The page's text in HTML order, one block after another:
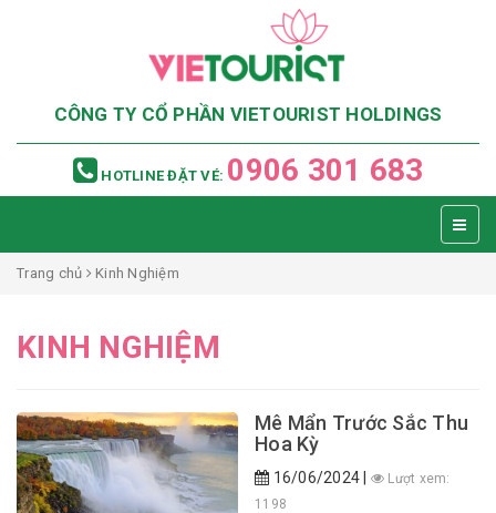
CÔNG TY CỔ PHẦN VIETOURIST HOLDINGS
HOTLINE ĐẶT VÉ: 0906 301 683
Trang chủ Kinh Nghiệm
KINH NGHIỆM
Mê Mẩn Trước Sắc Thu
Hoa Kỳ
16/06/2024 |
Lượt xem:
1198